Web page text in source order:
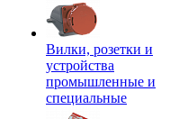
Вилки, розетки и
устройства
промышленные и
специальные